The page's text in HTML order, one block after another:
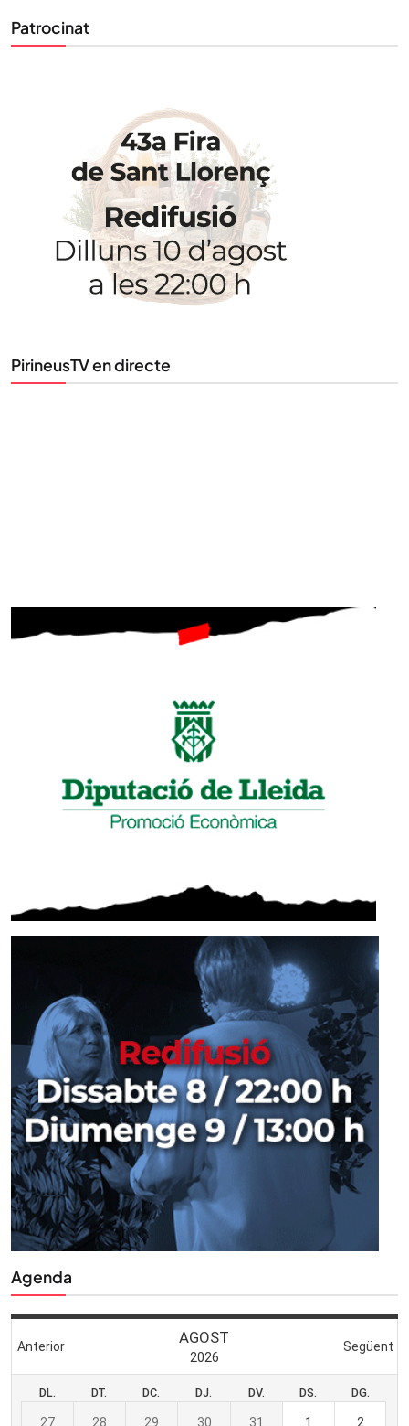
Patrocinat
PirineusTV en directe
Agenda
STAY UPDATED
Uneix-te al nostre butlletí
Tota l’actualitat, seleccionada i enviada directament
al teu correu. Subscriu-te al nostre butlletí i segueix
la informació que importa.
SUBSCRIU-TE